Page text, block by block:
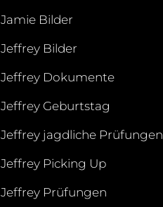
Jamie Bilder
Jeffrey Bilder
Jeffrey Dokumente
Jeffrey Geburtstag
Jeffrey jagdliche Prüfungen
Jeffrey Picking Up
Jeffrey Prüfungen